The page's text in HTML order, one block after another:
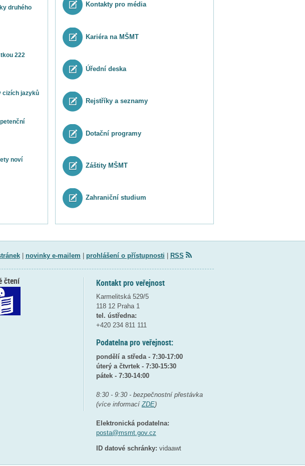
druhého
222
cizích jazyků
noví
Kontakty pro média
Kariéra na MŠMT
Úřední deska
Rejstříky a seznamy
Dotační programy
Záštity MŠMT
Zahraniční studium
| novinky e-mailem prohlášení o přístupnosti RSS
Kontakt pro veřejnost
Karmelitská 529/5
118 12 Praha 1
tel. ústředna:
+420 234 811 111
Podatelna pro veřejnost:
pondělí a středa - 7:30-17:00
úterý a čtvrtek - 7:30-15:30
pátek - 7:30-14:00
8:30 - 9:30 - bezpečnostní přestávka
(více informací ZDE)
Elektronická podatelna:
posta@msmt.gov.cz
ID datové schránky: vidaawt
čtení